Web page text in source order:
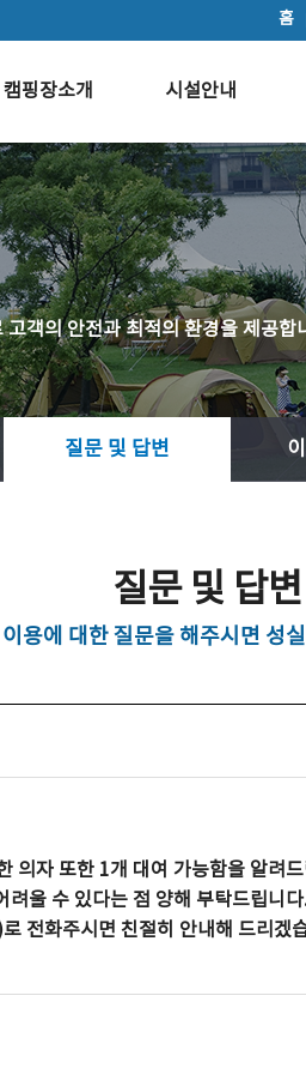
홈
캠핑장소개 시설안내
객의 안전과 최적의 환경을 제공합
질문 및 답변
질문 및 답변
용에 대한 질문을 해주시면 성
의자 또한 1개 대여 가능함을 알려
울 수 있다는 점 양해 부탁드립니
전화주시면 친절히 안내해 드리겠